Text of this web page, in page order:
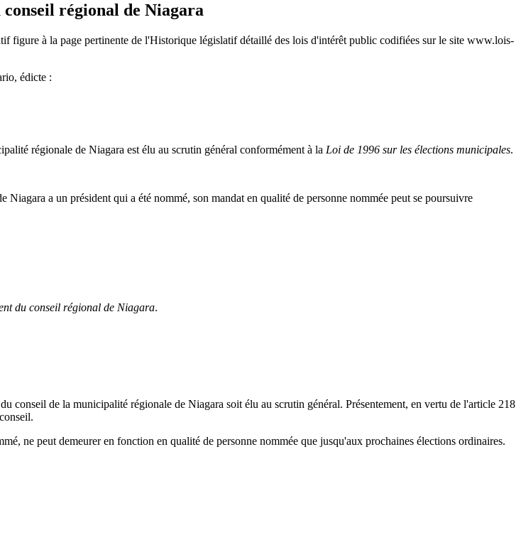
régional de Niagara
figure à la page pertinente de l'Historique législatif détaillé des lois d'intérêt public codifiées sur le site www.lois-
édicte :
régionale de Niagara est élu au scrutin général conformément à la Loi de 1996 sur les élections municipales.
a un président qui a été nommé, son mandat en qualité de personne nommée peut se poursuivre
du conseil régional de Niagara.
conseil de la municipalité régionale de Niagara soit élu au scrutin général. Présentement, en vertu de l'article 218
ne peut demeurer en fonction en qualité de personne nommée que jusqu'aux prochaines élections ordinaires.